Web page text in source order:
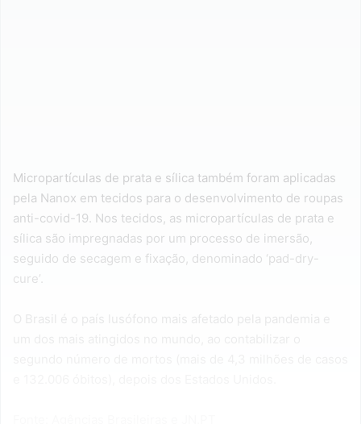
Micropartículas de prata e sílica também foram aplicadas
pela Nanox em tecidos para o desenvolvimento de roupas
anti-covid-19. Nos tecidos, as micropartículas de prata e
sílica são impregnadas por um processo de imersão,
seguido de secagem e fixação, denominado ‘pad-dry-
cure’.